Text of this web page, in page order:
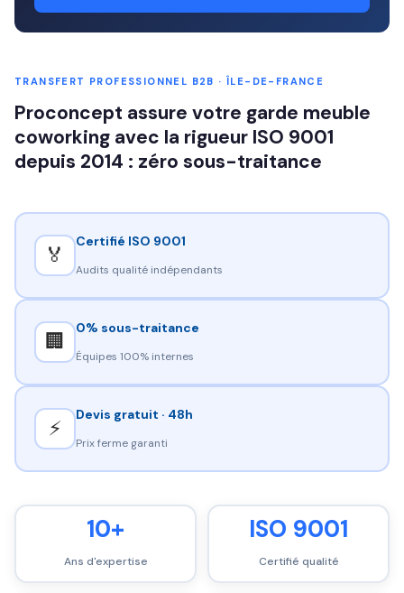
TRANSFERT PROFESSIONNEL B2B · ÎLE-DE-FRANCE
Proconcept assure votre garde meuble
coworking avec la rigueur ISO 9001
depuis 2014 : zéro sous-traitance
🏅
Certifié ISO 9001
Audits qualité indépendants
🏢
0% sous-traitance
Équipes 100% internes
⚡
Devis gratuit · 48h
Prix ferme garanti
10+
Ans d'expertise
ISO 9001
Certifié qualité